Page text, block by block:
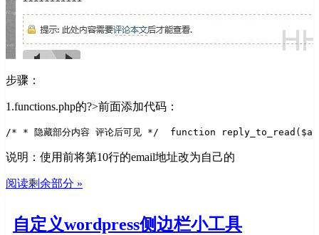
步骤：
1.functions.php的?>前面添加代码：
/* * 隐藏部分内容 评论后可见 */ function
说明：使用前将第10行的email地址改为自己的
阅读剩余部分 »
自定义wordpress侧边栏小工具